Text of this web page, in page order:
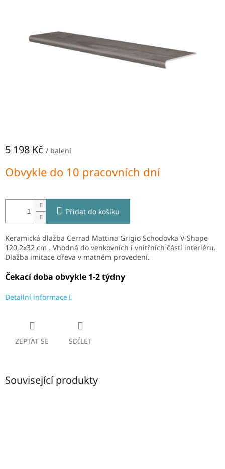
SÉRIE
OBKLADŮ
5 198 Kč / balení
cena:
Obvykle do 10 pracovních dní
Přidat do košíku
Keramická dlažba Cerrad Mattina Grigio Schodovka V-Shape
120,2x32 cm . Vhodná do venkovních i vnitřních částí interiéru.
Dlažba imitace dřeva v matném provedení.
Čekací doba obvykle 1-2 týdny
Detailní informace
ZEPTAT SE SDÍLET
Související produkty